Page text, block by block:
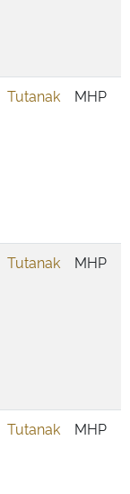
Tutanak MHP
Tutanak MHP
Tutanak MHP